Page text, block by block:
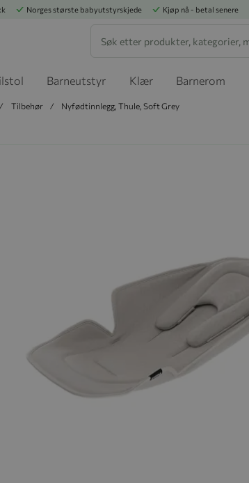
Norges største babyutstyrskjede Kjøp nå - betal senere
Barneutstyr Klær Barnerom
Tilbehør Nyfødtinnlegg, Thule, Soft Grey